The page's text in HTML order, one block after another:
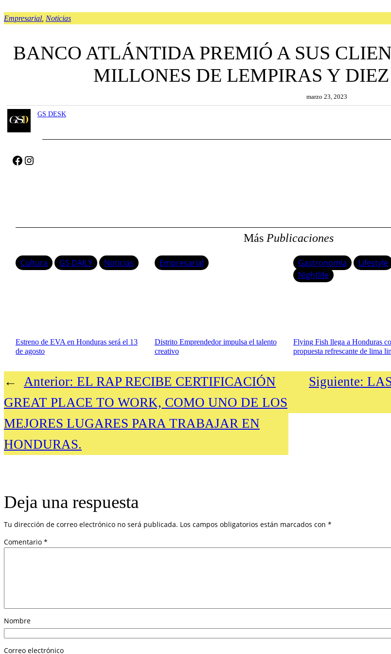
Empresarial Noticias
BANCO ATLÁNTIDA PREMIÓ A SUS
MILLONES DE LEMPIRAS Y
marzo 23, 2023
GS DESK
Facebook Instagram
MásPublicaciones
Cultura GS DAILY Noticias
Estreno de EVA en Honduras será el 13
de agosto
Empresarial
Distrito Emprendedor impulsa el talento
creativo
Gastronomía
Lifestyle
Nightlife
Flying Fish llega a Honduras
propuesta refrescante de lima
← Anterior: EL RAP RECIBE CERTIFICACIÓN
GREAT PLACE TO WORK, COMO UNO DE LOS
MEJORES LUGARES PARA TRABAJAR EN
HONDURAS.
Siguiente:
Deja una respuesta
Tu dirección de correo electrónico no será publicada. Los campos obligatorios están marcados con *
Comentario *
Nombre
Correo electrónico